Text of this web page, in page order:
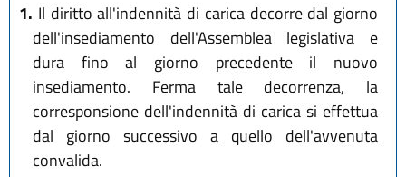
1. Il diritto all'indennità di carica decorre dal giorno
dell'insediamento dell'Assemblea legislativa e
dura fino al giorno precedente il nuovo
insediamento. Ferma tale decorrenza, la
corresponsione dell'indennità di carica si effettua
dal giorno successivo a quello dell'avvenuta
convalida.